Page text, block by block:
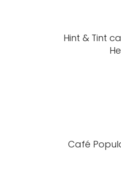
Hint & Tint
Café